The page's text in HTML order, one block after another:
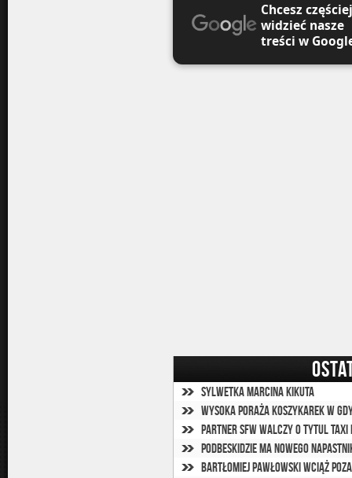
Chcesz częściej
widzieć nasze
treści w
Sylwetka Marcina Kikuta
Wysoka poraża koszykarek w
Partner SFW walczy o tytul Taxi
Podbeskidzie ma nowego
Bartłomiej Pawłowski wciąż